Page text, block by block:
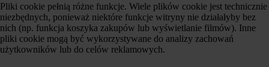
Pliki cookie pełnią różne funkcje. Wiele plików cookie jest technicznie
niezbędnych, ponieważ niektóre funkcje witryny nie działałyby bez
nich (np. funkcja koszyka zakupów lub wyświetlanie filmów). Inne
pliki cookie mogą być wykorzystywane do analizy zachowań
użytkowników lub do celów reklamowych.